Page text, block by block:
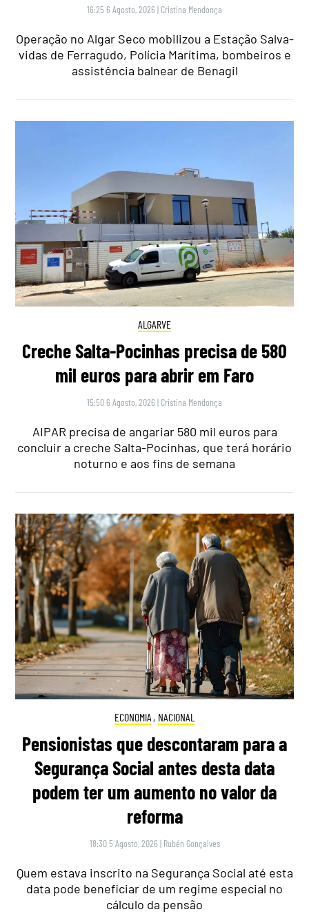
16:25 6 Agosto, 2026 | Cristina Mendonça
Operação no Algar Seco mobilizou a Estação Salva-
vidas de Ferragudo, Polícia Marítima, bombeiros e
assistência balnear de Benagil
ALGARVE
Creche Salta-Pocinhas precisa de 580
mil euros para abrir em Faro
15:50 6 Agosto, 2026 | Cristina Mendonça
AIPAR precisa de angariar 580 mil euros para
concluir a creche Salta-Pocinhas, que terá horário
noturno e aos fins de semana
ECONOMIA , NACIONAL
Pensionistas que descontaram para a
Segurança Social antes desta data
podem ter um aumento no valor da
reforma
18:30 5 Agosto, 2026 | Rubén Gonçalves
Quem estava inscrito na Segurança Social até esta
data pode beneficiar de um regime especial no
cálculo da pensão